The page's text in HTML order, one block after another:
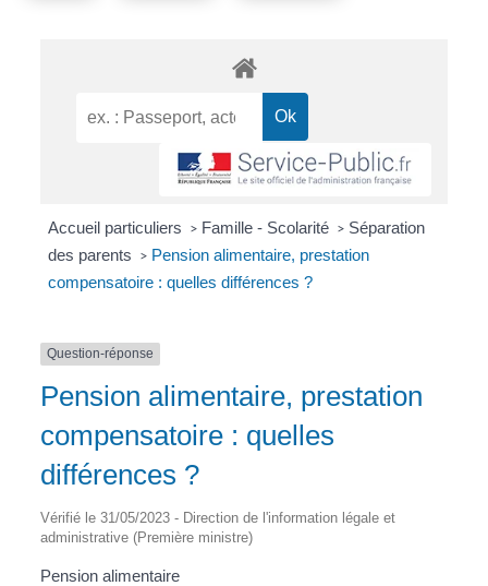
Accueil particuliers > Famille - Scolarité > Séparation
des parents > Pension alimentaire, prestation
compensatoire : quelles différences ?
Question-réponse
Pension alimentaire, prestation
compensatoire : quelles
différences ?
Vérifié le 31/05/2023 - Direction de l'information légale et
administrative (Première ministre)
Pension alimentaire